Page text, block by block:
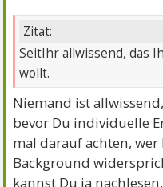
Zitat:
SeitIhr allwissend, das
wollt.
Niemand ist
bevor Du individuelle
mal darauf achten,
Background
kannst Du ja nachlesen.